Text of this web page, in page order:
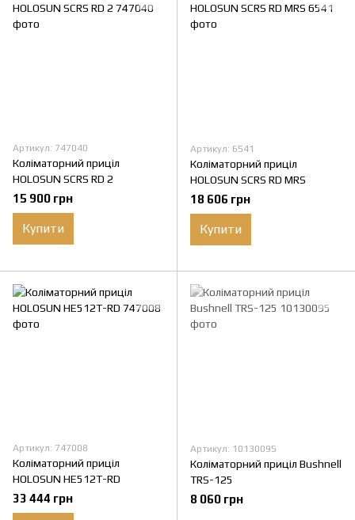
Артикул: 747040
Коліматорний приціл
HOLOSUN SCRS RD 2
15 900 грн
Купити
Артикул: 6541
Коліматорний приціл
HOLOSUN SCRS RD MRS
18 606 грн
Купити
Артикул: 747008
Коліматорний приціл
HOLOSUN HE512T-RD
33 444 грн
Артикул: 10130095
Коліматорний приціл Bushnell
TRS-125
8 060 грн